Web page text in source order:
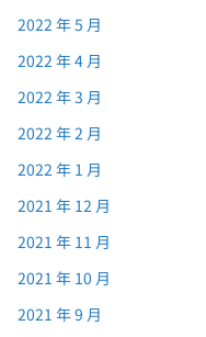
2022 年 5 月
2022 年 4 月
2022 年 3 月
2022 年 2 月
2022 年 1 月
2021 年 12 月
2021 年 11 月
2021 年 10 月
2021 年 9 月